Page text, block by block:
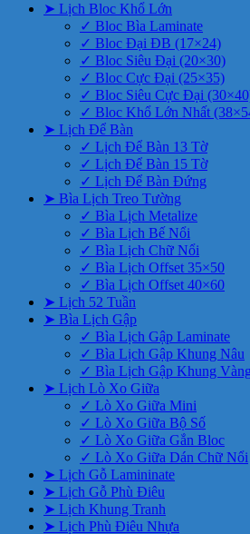
➤ Lịch Bloc Khổ Lớn
✓ Bloc Bìa Laminate
✓ Bloc Đại ĐB (17×24)
✓ Bloc Siêu Đại (20×30)
✓ Bloc Cực Đại (25×35)
✓ Bloc Siêu Cực Đại
✓ Bloc Khổ Lớn Nhất
➤ Lịch Để Bàn
✓ Lịch Để Bàn 13 Tờ
✓ Lịch Để Bàn 15 Tờ
✓ Lịch Để Bàn Đứng
➤ Bìa Lịch Treo Tường
✓ Bìa Lịch Metalize
✓ Bìa Lịch Bế Nổi
✓ Bìa Lịch Chữ Nổi
✓ Bìa Lịch Offset 35×50
✓ Bìa Lịch Offset 40×60
➤ Lịch 52 Tuần
➤ Bìa Lịch Gập
✓ Bìa Lịch Gập Laminate
✓ Bìa Lịch Gập Khung Nâu
✓ Bìa Lịch Gập Khung Vàng
➤ Lịch Lò Xo Giữa
✓ Lò Xo Giữa Mini
✓ Lò Xo Giữa Bộ Số
✓ Lò Xo Giữa Gắn Bloc
✓ Lò Xo Giữa Dán Chữ Nổi
➤ Lịch Gỗ Lamininate
➤ Lịch Gỗ Phù Điêu
➤ Lịch Khung Tranh
➤ Lịch Phù Điêu Nhựa